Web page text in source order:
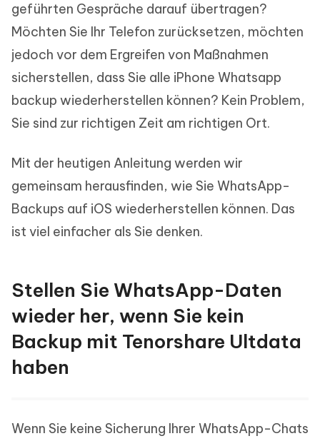
geführten Gespräche darauf übertragen?
Möchten Sie Ihr Telefon zurücksetzen, möchten
jedoch vor dem Ergreifen von Maßnahmen
sicherstellen, dass Sie alle iPhone Whatsapp
backup wiederherstellen können? Kein Problem,
Sie sind zur richtigen Zeit am richtigen Ort.
Mit der heutigen Anleitung werden wir
gemeinsam herausfinden, wie Sie WhatsApp-
Backups auf iOS wiederherstellen können. Das
ist viel einfacher als Sie denken.
Stellen Sie WhatsApp-Daten
wieder her, wenn Sie kein
Backup mit Tenorshare Ultdata
haben
Wenn Sie keine Sicherung Ihrer WhatsApp-Chats